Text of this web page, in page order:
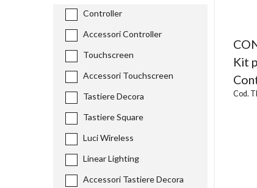
Controller
Accessori Controller
Touchscreen
Accessori Touchscreen
Tastiere Decora
Tastiere Square
Luci Wireless
Linear Lighting
Accessori Tastiere Decora
Kit
Cod.